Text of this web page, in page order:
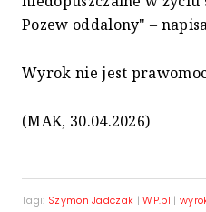
Pozew oddalony" –
Wyrok nie jest
(MAK, 30.04.2026)
Tagi: Szymon Jadczak |WP.pl |